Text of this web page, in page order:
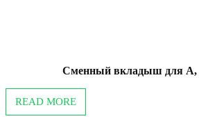
Сменный вкладыш для А,
READ MORE